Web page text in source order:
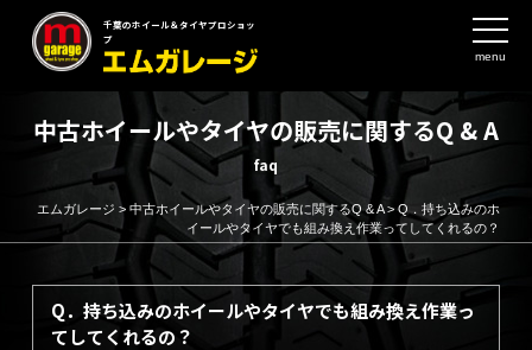
千葉のホイール＆タイヤプロショッ
プ
menu
中古ホイールやタイヤの販売に関するQ & A
faq
エムガレージ >中古ホイールやタイヤの販売に関するQ & A>Q．持ち込みのホ
イールやタイヤでも組み換え作業ってしてくれるの？
Q．持ち込みのホイールやタイヤでも組み換え作業っ
てしてくれるの？